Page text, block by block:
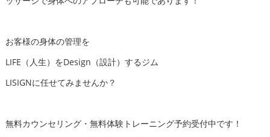
お客様の身体の管理を
LIFE（人生）をDesign（設計）するジム
LISIGNに任せてみませんか？
無料カウンセリング・無料体験トレーニング予約受付中です！